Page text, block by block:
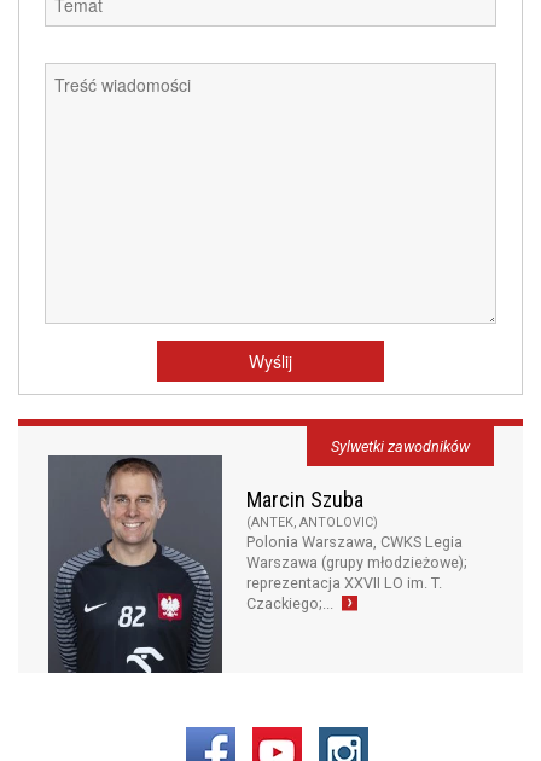
Marcin Szuba
(ANTEK, ANTOLOVIC)
Polonia Warszawa, CWKS Legia
Warszawa (grupy młodzieżowe);
reprezentacja XXVII LO im. T.
Czackiego;...
Sylwetki zawodników